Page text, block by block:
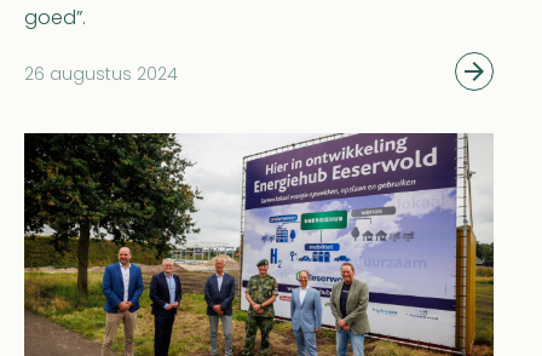
goed”.
26 augustus 2024